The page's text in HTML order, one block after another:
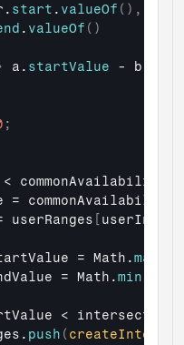
. start . valueOf ( ) ,
. valueOf ( )
a . startValue - b
;
< commonAvailability
= commonAvailability
userRanges userIndex
= Math .max
= Math .min
<
. push (